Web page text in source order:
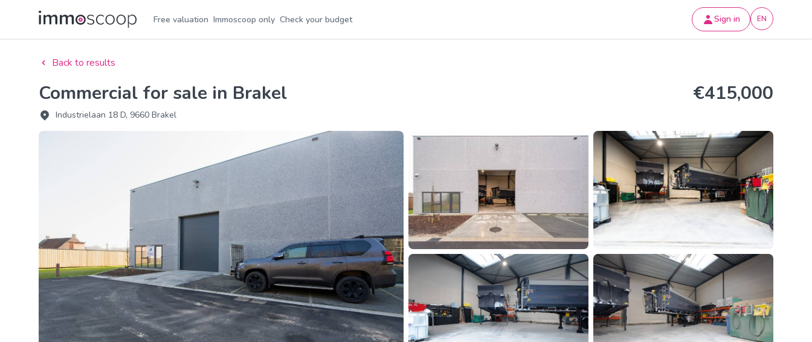
Free valuation Immoscoop only Check your budget Sign in EN
Back to results
Commercial for sale in Brakel
Industrielaan 18 D, 9660 Brakel
€415,000